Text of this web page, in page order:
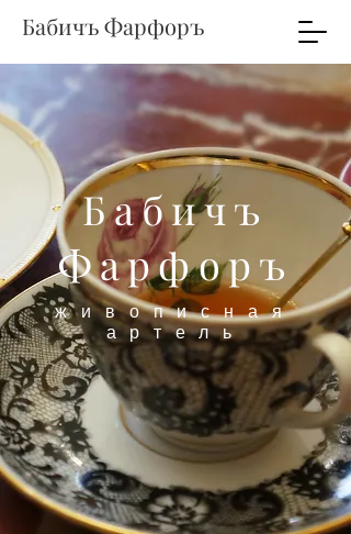
Бабичъ Фарфоръ
живописная
артель
Бабичъ
Фарфоръ